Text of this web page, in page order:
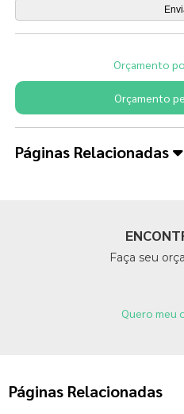
Orçamento
Orçamento
Páginas Relacionadas
Faça seu
Quero meu
Páginas Relacionadas